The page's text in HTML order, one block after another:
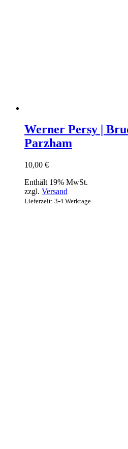
Werner Persy |
Parzham
10,00 €
Enthält 19% MwSt.
zzgl. Versand
Lieferzeit: 3-4 Werktage